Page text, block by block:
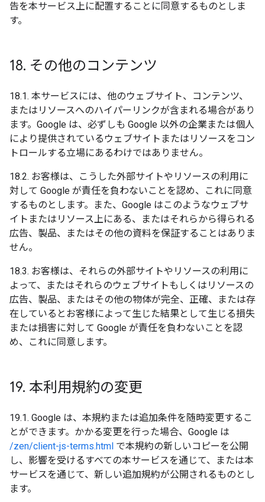
告を本サービス上に配置することに同意するものとしま
す。
18. その他のコンテンツ
18.1. 本サービスには、他のウェブサイト、コンテンツ、
またはリソースへのハイパーリンクが含まれる場合があり
ます。Google は、必ずしも Google 以外の企業または個人
により提供されているウェブサイトまたはリソースをコン
トロールする立場にあるわけではありません。
18.2. お客様は、こうした外部サイトやリソースの利用に
対して Google が責任を負わないことを認め、これに同意
するものとします。また、Google はこのようなウェブサ
イトまたはリソース上にある、またはそれらから得られる
広告、製品、またはその他の資料を保証することはありま
せん。
18.3. お客様は、それらの外部サイトやリソースの利用に
よって、またはそれらのウェブサイトもしくはリソースの
広告、製品、またはその他の物体が完全、正確、または存
在しているとお客様によって生じた結果として生じる損失
または損害に対して Google が責任を負わないことを認
め、これに同意します。
19. 本利用規約の変更
19.1. Google は、本規約または追加条件を随時変更するこ
とができます。かかる変更を行った場合、Google は
/zen/client-js-terms.html で本規約の新しいコピーを公開
し、影響を受けるすべての本サービスを通じて、または本
サービスを通じて、新しい追加規約が公開されるものとし
ます。